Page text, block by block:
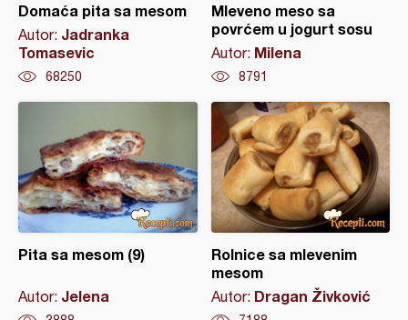
Domaća pita sa mesom
Autor: Jadranka
Tomasevic
68250
Mleveno meso sa
povrćem u jogurt sosu
Autor: Milena
8791
Pita sa mesom (9)
Autor: Jelena
Rolnice sa mlevenim
mesom
Autor: Dragan Živković